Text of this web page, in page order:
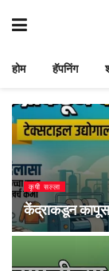
होम हॅपनिंग
कृषी सल्ला
केंद्राकडून